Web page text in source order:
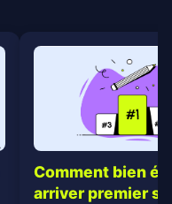
Comment bien
arriver premier